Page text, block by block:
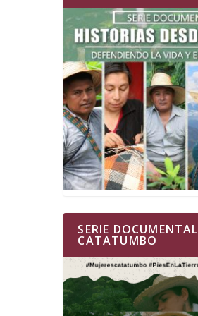
SERIE DOCUMENTAL
CATATUMBO